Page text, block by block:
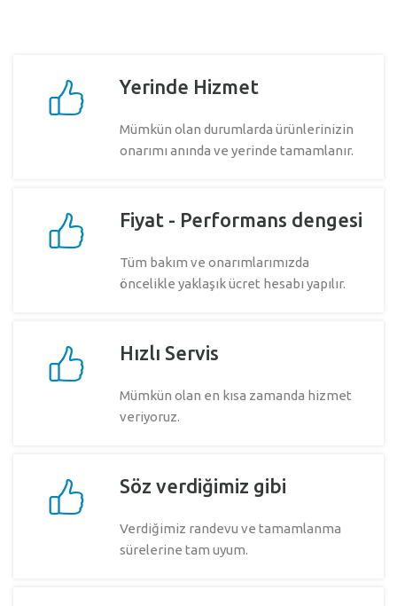
Yerinde Hizmet
Mümkün olan durumlarda ürünlerinizin
onarımı anında ve yerinde tamamlanır.
Fiyat - Performans dengesi
Tüm bakım ve onarımlarımızda
öncelikle yaklaşık ücret hesabı yapılır.
Hızlı Servis
Mümkün olan en kısa zamanda hizmet
veriyoruz.
Söz verdiğimiz gibi
Verdiğimiz randevu ve tamamlanma
sürelerine tam uyum.